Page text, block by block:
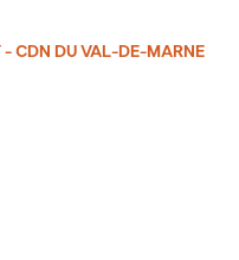
- CDN DU VAL-DE-MARNE